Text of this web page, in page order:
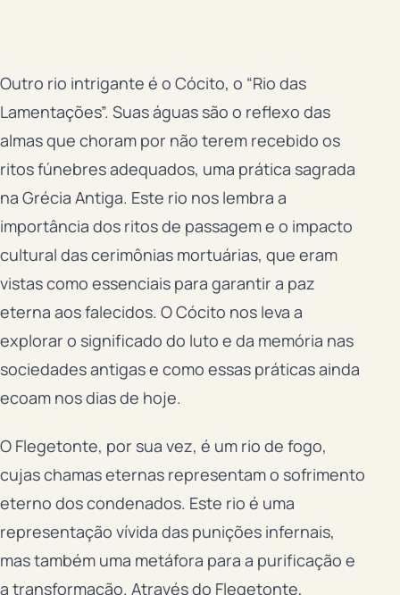
Outro rio intrigante é o Cócito, o “Rio das
Lamentações”. Suas águas são o reflexo das
almas que choram por não terem recebido os
ritos fúnebres adequados, uma prática sagrada
na Grécia Antiga. Este rio nos lembra a
importância dos ritos de passagem e o impacto
cultural das cerimônias mortuárias, que eram
vistas como essenciais para garantir a paz
eterna aos falecidos. O Cócito nos leva a
explorar o significado do luto e da memória nas
sociedades antigas e como essas práticas ainda
ecoam nos dias de hoje.
O Flegetonte, por sua vez, é um rio de fogo,
cujas chamas eternas representam o sofrimento
eterno dos condenados. Este rio é uma
representação vívida das punições infernais,
mas também uma metáfora para a purificação e
a transformação. Através do Flegetonte,